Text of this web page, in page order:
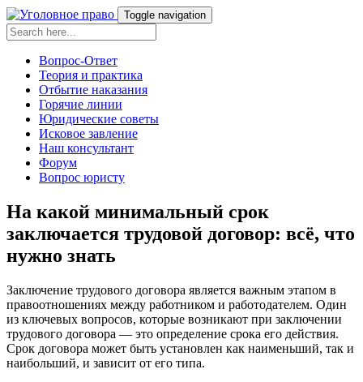
Toggle navigation
Вопрос-Ответ
Теория и практика
Отбытие наказания
Горячие линии
Юридические советы
Исковое завление
Наш консультант
Форум
Вопрос юристу
На какой минимальный срок
заключается трудовой договор: всё, что
нужно знать
Заключение трудового договора является важным этапом в
правоотношениях между работником и работодателем. Один
из ключевых вопросов, которые возникают при заключении
трудового договора — это определение срока его действия.
Срок договора может быть установлен как наименьший, так и
наибольший, и зависит от его типа.